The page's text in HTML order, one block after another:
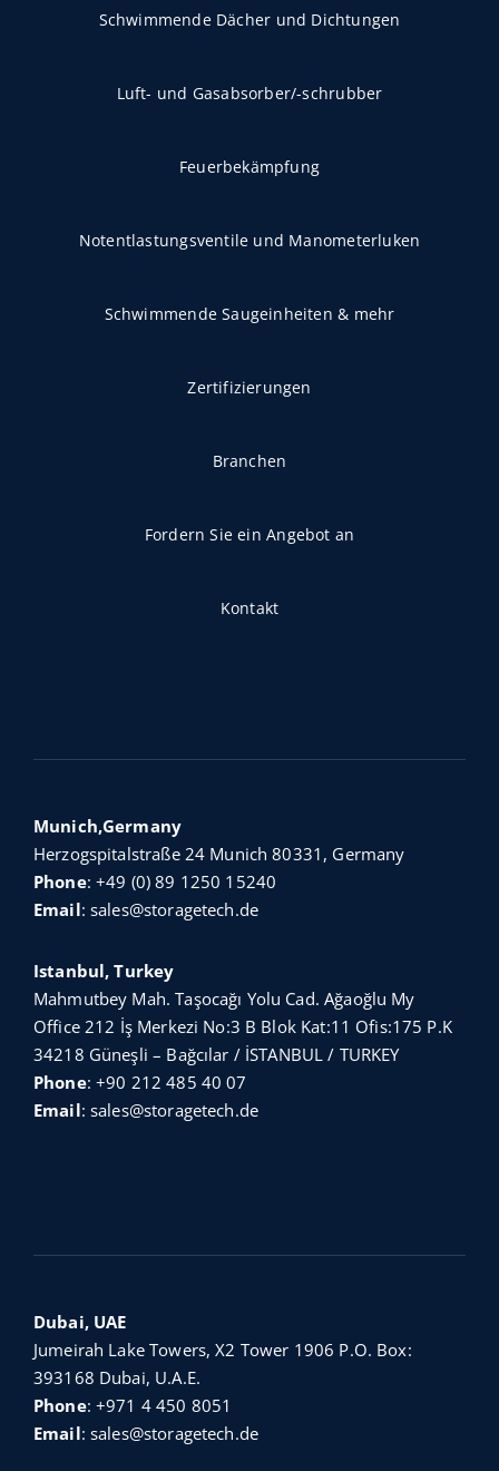
Schwimmende Dächer und Dichtungen
Luft- und Gasabsorber/-schrubber
Feuerbekämpfung
Notentlastungsventile und Manometerluken
Schwimmende Saugeinheiten & mehr
Zertifizierungen
Branchen
Fordern Sie ein Angebot an
Kontakt
Munich,Germany
Herzogspitalstraße 24 Munich 80331, Germany
Phone:+49 (0) 89 1250 15240
Email:sales@storagetech.de
Istanbul, Turkey
Mahmutbey Mah. Taşocağı Yolu Cad. Ağaoğlu My
Office 212 İş Merkezi No:3 B Blok Kat:11 Ofis:175 P.K
34218 Güneşli – Bağcılar / İSTANBUL / TURKEY
Phone:+90 212 485 40 07
Email:sales@storagetech.de
Dubai, UAE
Jumeirah Lake Towers, X2 Tower 1906 P.O. Box:
393168 Dubai, U.A.E.
Phone:+971 4 450 8051
Email:sales@storagetech.de